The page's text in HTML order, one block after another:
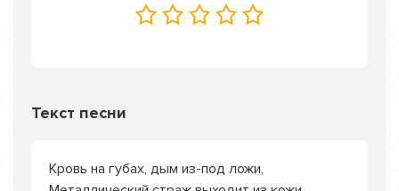
Текст песни
Кровь на губах, дым из-под ложи,